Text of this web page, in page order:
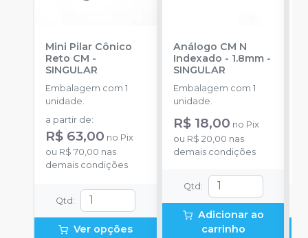
Mini Pilar Cônico
Reto CM -
SINGULAR
Embalagem com 1
unidade.
a partir de:
R$ 63,00 no Pix
ou R$ 70,00 nas
demais condições
Qtd :
Ver opções
Análogo CM N
Indexado - 1.8mm-
SINGULAR
Embalagem com 1
unidade.
R$ 18,00 no Pix
ou R$ 20,00 nas
demais condições
Qtd :
Adicionar ao
carrinho